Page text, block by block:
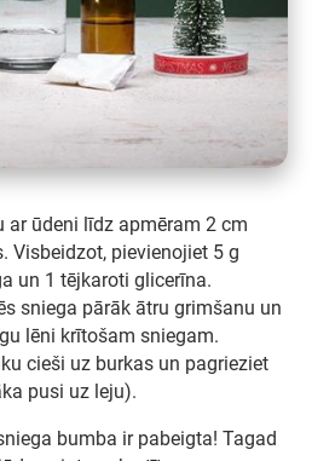
ar ūdeni līdz apmēram 2 cm
Visbeidzot, pievienojiet 5 g
un 1 tējkaroti glicerīna.
sniega pārāk ātru grimšanu un
lēni krītošam sniegam.
cieši uz burkas un pagrieziet
pusi uz leju).
bumba ir pabeigta! Tagad